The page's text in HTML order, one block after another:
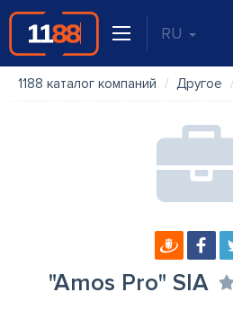
RU
1188 каталог компаний Другое
"Amos Pro" SIA